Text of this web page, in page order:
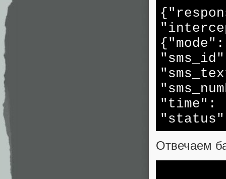
{
{"mode"
"sms_id"
"time" :
"status"
Отвечаем